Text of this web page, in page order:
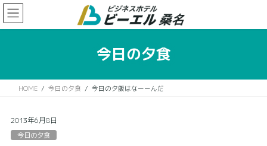
コ
ン
テ
移
ナ
ビ
ゲ
ン
今日の夕食
HOME 今日の夕食 今日の夕飯はなーーんだ
2013年6月8日
今日の夕食